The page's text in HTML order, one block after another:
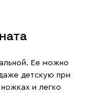
Ее можно
детскую при
и легко